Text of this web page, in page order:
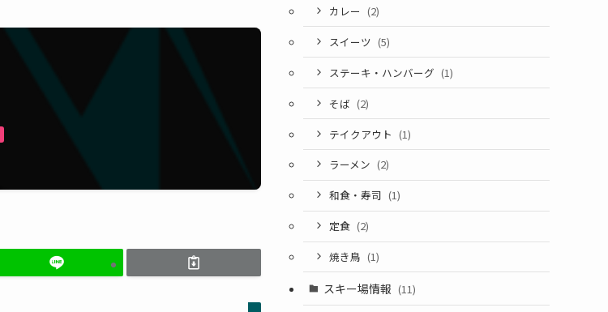
カレー (2)
スイーツ (5)
ステーキ・ハンバーグ (1)
そば (2)
テイクアウト (1)
ラーメン (2)
和食・寿司 (1)
定食 (2)
焼き鳥 (1)
スキー場情報 (11)